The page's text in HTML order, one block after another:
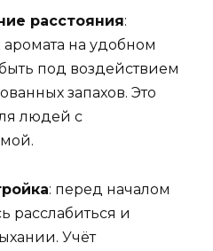
расстояния:
на удобном
под воздействием
запахов. Это
людей с
: перед началом
расслабиться и
Учёт